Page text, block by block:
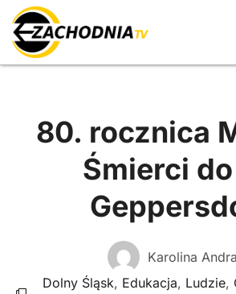
80. rocznica
Śmierci
Karolina
Dolny Śląsk, Edukacja, Ludzie,